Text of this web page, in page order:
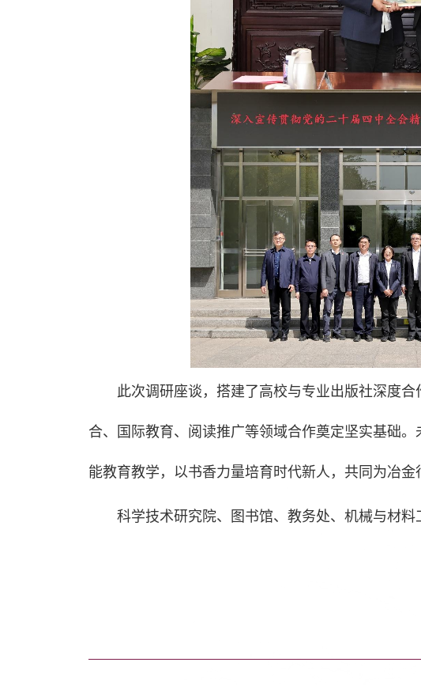
此次调研座谈，搭建了高校与专业出版社深度
合、国际教育、阅读推广等领域合作奠定坚实基础
能教育教学，以书香力量培育时代新人，共同为冶金
科学技术研究院、图书馆、教务处、机械与材料